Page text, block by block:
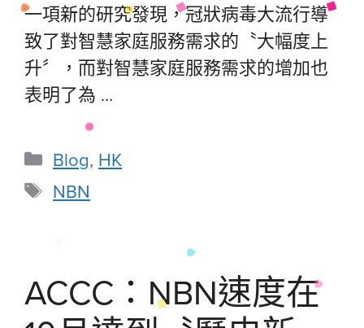
一項新的研究發現，冠狀病毒大流行導
致了對智慧家庭服務需求的〝大幅度上
升〞，而對智慧家庭服務需求的增加也
表明了為 …
Blog, HK
NBN
ACCC：NBN速度在